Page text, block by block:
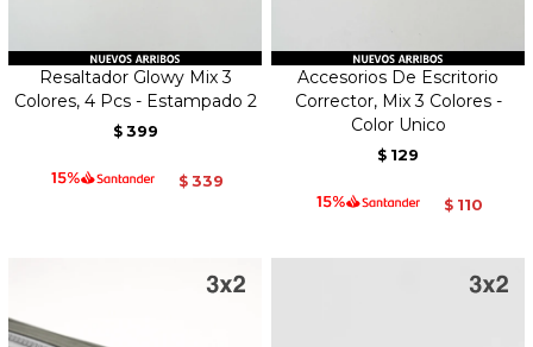
Resaltador Glowy Mix 3
Colores, 4 Pcs - Estampado 2
$ 399
$ 339
Accesorios De Escritorio
Corrector, Mix 3 Colores -
Color Unico
$ 129
$ 110